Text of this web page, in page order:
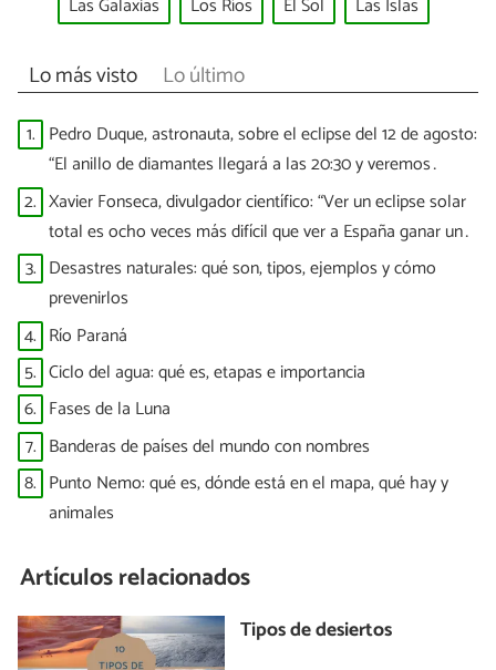
Las Galaxias
Los Ríos El Sol Las Islas
Lo más visto Lo último
1. Pedro Duque, astronauta, sobre el eclipse del 12 de agosto:
“El anillo de diamantes llegará a las 20:30 y veremos
puntitos brillantes”
2. Xavier Fonseca, divulgador científico: “Ver un eclipse solar
total es ocho veces más difícil que ver a España ganar un
Mundial”
3. Desastres naturales: qué son, tipos, ejemplos y cómo
prevenirlos
4. Río Paraná
5. Ciclo del agua: qué es, etapas e importancia
6. Fases de la Luna
7. Banderas de países del mundo con nombres
8. Punto Nemo: qué es, dónde está en el mapa, qué hay y
animales
Artículos relacionados
Tipos de desiertos